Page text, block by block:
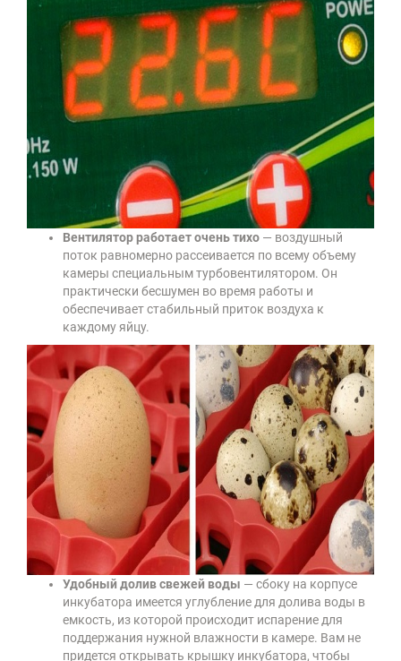
Вентилятор работает очень тихо — воздушный
поток равномерно рассеивается по всему объему
камеры специальным турбовентилятором. Он
практически бесшумен во время работы и
обеспечивает стабильный приток воздуха к
каждому яйцу.
Удобный долив свежей воды — сбоку на корпусе
инкубатора имеется углубление для долива воды в
емкость, из которой происходит испарение для
поддержания нужной влажности в камере. Вам не
придется открывать крышку инкубатора, чтобы